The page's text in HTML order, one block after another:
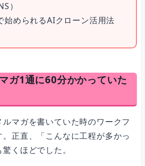
メルマガは、読者にバレませんか？
）
始められるAIクローン活用法
ガ1通に60分かかっていた
マガを書いていた時のワークフ
正直、「こんなに工程が多かっ
くほどでした。